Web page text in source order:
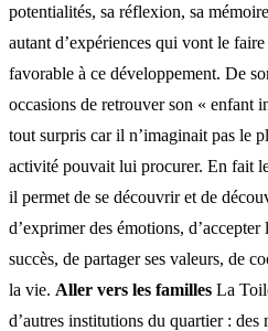
potentialités, sa réflexion, sa
autant d’expériences qui vont le
favorable à ce développement. De
occasions de retrouver son « enfant
tout surpris car il n’imaginait pas le
activité pouvait lui procurer. En fait
il permet de se découvrir et de
d’exprimer des émotions,
succès, de partager ses valeurs, de
la vie. Aller vers les familles La
d’autres institutions du quartier : des